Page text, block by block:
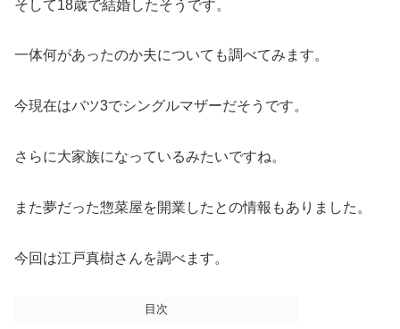
そして18歳で結婚したそうです。
一体何があったのか夫についても調べてみます。
今現在はバツ3でシングルマザーだそうです。
さらに大家族になっているみたいですね。
また夢だった惣菜屋を開業したとの情報もありました。
今回は江戸真樹さんを調べます。
目次